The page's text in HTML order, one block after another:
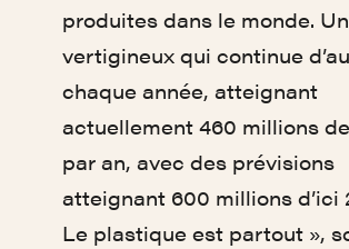
produites dans le monde.
vertigineux qui continue
chaque année, atteignant
actuellement 460 millions
par an, avec des prévisions
atteignant 600 millions d’ici
Le plastique est partout »,